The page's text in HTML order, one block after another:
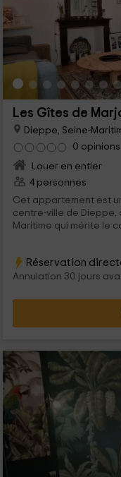
Les Gîtes de
Dieppe, Seine-
0 opinions
Louer en entier
4 personnes
Cet appartement est
centre-ville de Dieppe,
Maritime qui mérite le coup
4 personnes que le
à la maison.
Réservation
Annulation 30 jours